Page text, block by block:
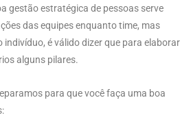
gestão estratégica de pessoas serve
das equipes enquanto time, mas
é válido dizer que para elaborar
alguns pilares.
para que você faça uma boa